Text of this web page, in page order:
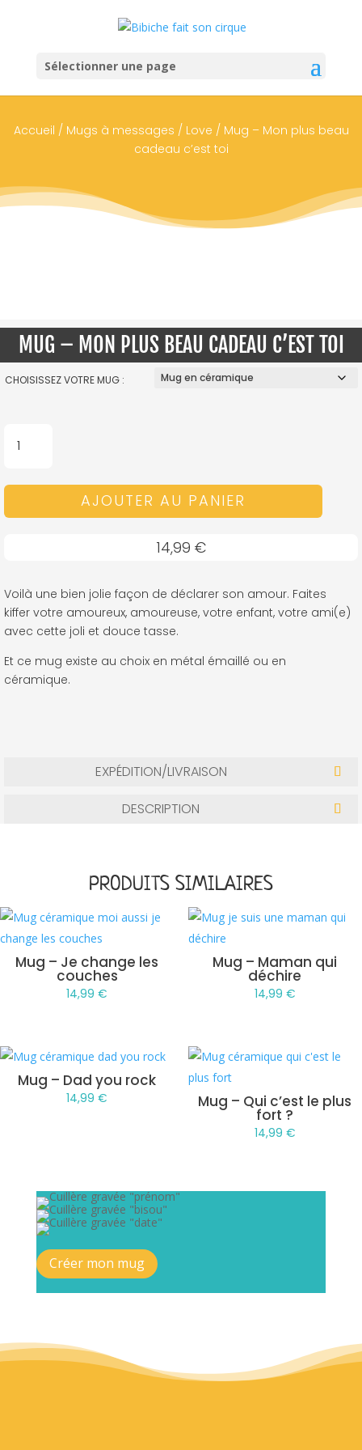
Sélectionner une page
Accueil / Mugs à messages / Love / Mug – Mon plus beau
cadeau c’est toi
MUG – MON PLUS BEAU CADEAU C’EST TOI
CHOISISSEZ VOTRE MUG :
-
TOI
AJOUTER AU PANIER
14,99 €
Voilà une bien jolie façon de déclarer son amour. Faites
kiffer votre amoureux, amoureuse, votre enfant, votre ami(e)
avec cette joli et douce tasse.
Et ce mug existe au choix en métal émaillé ou en
céramique.
EXPÉDITION/LIVRAISON
DESCRIPTION
PRODUITS SIMILAIRES
Mug – Je change les
couches
14,99€
Mug – Maman qui
déchire
14,99 €
Mug – Dad you rock
14,99€ Mug – Qui c’est le plus
fort ?
14,99 €
Créer mon mug